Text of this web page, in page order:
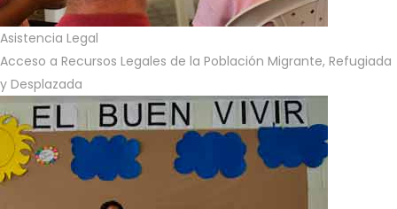
Asistencia Legal
Acceso a Recursos Legales de la Población Migrante, Refugiada
y Desplazada